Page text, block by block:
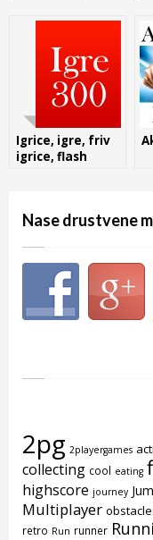
Igrice, igre, friv
igrice, flash
Nase drustvene
2pg 2playergames
collecting cool eating
highscore journey
Multiplayer
retro Run runner